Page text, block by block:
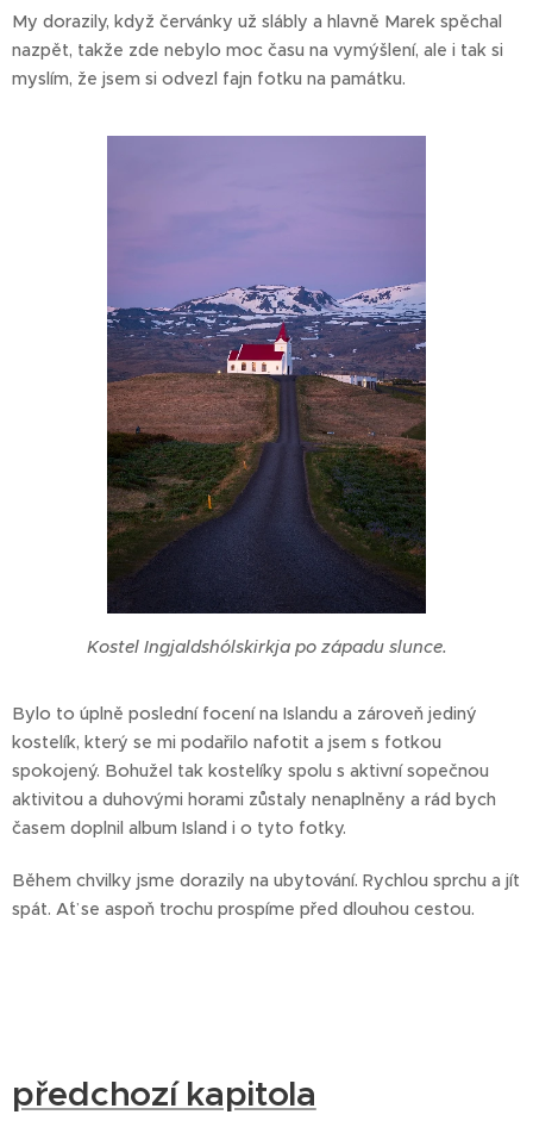
My dorazily, když červánky už slábly a hlavně Marek spěchal
nazpět, takže zde nebylo moc času na vymýšlení, ale i tak si
myslím, že jsem si odvezl fajn fotku na památku.
Kostel Ingjaldshólskirkja po západu slunce.
Bylo to úplně poslední focení na Islandu a zároveň jediný
kostelík, který se mi podařilo nafotit a jsem s fotkou
spokojený. Bohužel tak kostelíky spolu s aktivní sopečnou
aktivitou a duhovými horami zůstaly nenaplněny a rád bych
časem doplnil album Island i o tyto fotky.
Během chvilky jsme dorazily na ubytování. Rychlou sprchu a jít
spát. A´ť se aspoň trochu prospíme před dlouhou cestou.
předchozí kapitola